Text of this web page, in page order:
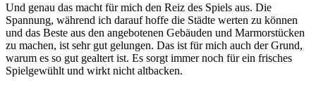
Und genau das macht für mich den Reiz des Spiels aus. Die
Spannung, während ich darauf hoffe die Städte werten zu können
und das Beste aus den angebotenen Gebäuden und Marmorstücken
zu machen, ist sehr gut gelungen. Das ist für mich auch der Grund,
warum es so gut gealtert ist. Es sorgt immer noch für ein frisches
Spielgewühlt und wirkt nicht altbacken.